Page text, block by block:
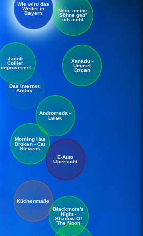
Wie wird das
Wetter in
Bayern
Nein, meine
Söhne geb'
ich nicht
Jacob
Collier
improvisiert
Xanadu -
Ummet
Ozcan
Das Internet
Archiv
Andromeda -
Lelek
Morning Has
Broken - Cat
Stevens
E-Auto
Übersicht
Küchenmaße
Blackmore's
Night -
Shadow Of
The Moon